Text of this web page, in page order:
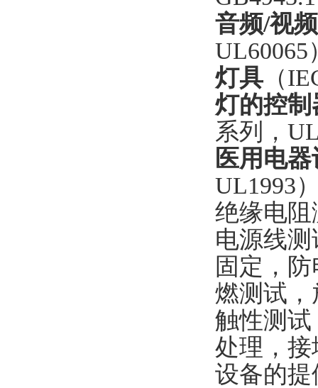
音频/视
UL60065
灯具 （
灯的控
系列，
医用电
UL1993
绝缘电
电源线
固定，
燃测试
触性测
处理，
设备的提